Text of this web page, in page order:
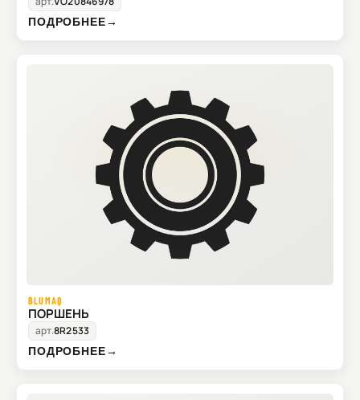
ПОДРОБНЕЕ→
BLUMAQ
ПОРШЕНЬ
арт.8R2533
ПОДРОБНЕЕ→